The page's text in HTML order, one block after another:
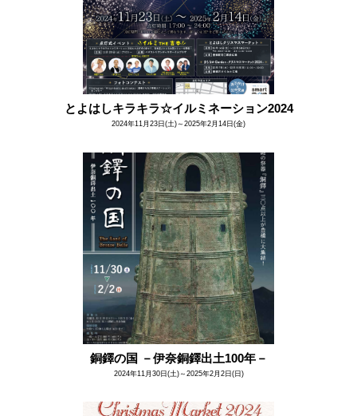
とよはしキラキラ☆イルミネーション2024
2024年11月23日(土)～2025年2月14日(金)
銅鐸の国 －伊奈銅鐸出土100年－
2024年11月30日(土)～2025年2月2日(日)